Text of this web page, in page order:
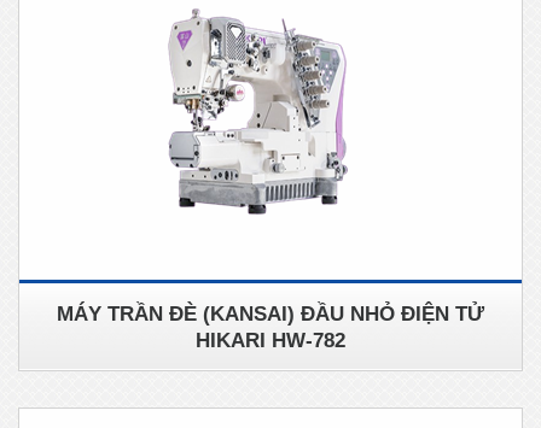
MÁY TRẦN ĐÈ (KANSAI) ĐẦU NHỎ ĐIỆN TỬ
HIKARI HW-782